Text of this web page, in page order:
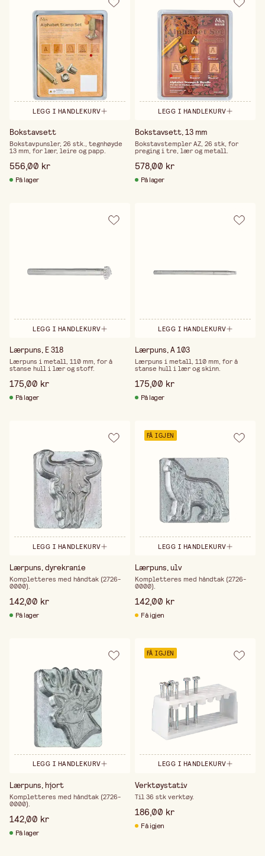
LEGG I HANDLEKURV
Bokstavsett
Bokstavpunsler, 26 stk., tegnhøyde
13 mm, for lær, leire og papp.
556,00 kr
På lager
LEGG I HANDLEKURV
Bokstavsett, 13 mm
Bokstavstempler AZ, 26 stk, for
preging i tre, lær og metall.
578,00 kr
På lager
LEGG I HANDLEKURV
Lærpuns, E 318
Lærpuns i metall, 110 mm, for å
stanse hull i lær og stoff.
175,00 kr
På lager
LEGG I HANDLEKURV
Lærpuns, A 103
Lærpuns i metall, 110 mm, for å
stanse hull i lær og skinn.
175,00 kr
På lager
LEGG I HANDLEKURV
Lærpuns, dyrekranie
Kompletteres med håndtak (2726-
0000).
142,00 kr
På lager
FÅ IGJEN
LEGG I HANDLEKURV
Lærpuns, ulv
Kompletteres med håndtak (2726-
0000).
142,00 kr
Få igjen
LEGG I HANDLEKURV
Lærpuns, hjort
Kompletteres med håndtak (2726-
0000).
142,00 kr
På lager
FÅ IGJEN
LEGG I HANDLEKURV
Verktøystativ
Til 36 stk verktøy.
186,00 kr
Få igjen